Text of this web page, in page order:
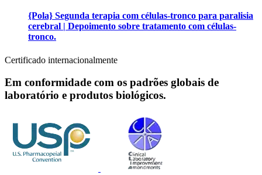
{Pola} Segunda terapia com células-tronco para paralisia
cerebral | Depoimento sobre tratamento com células-
tronco.
Certificado internacionalmente
Em conformidade com os padrões globais de
laboratório e produtos biológicos.